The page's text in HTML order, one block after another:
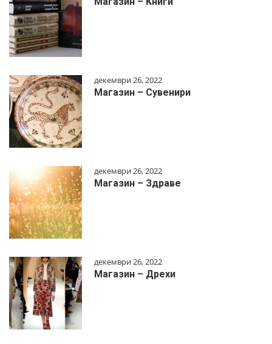
декември 26, 2022
Магазин – Сувенири
декември 26, 2022
Магазин – Здраве
декември 26, 2022
Магазин – Дрехи